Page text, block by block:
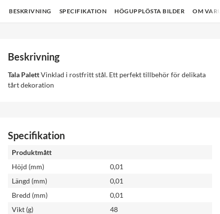
BESKRIVNING SPECIFIKATION HÖGUPPLÖSTA BILDER OM
Beskrivning
Tala PalettVinklad i rostfritt stål. Ett perfekt tillbehör för delikata
tårt dekoration
Specifikation
Produktmått
Höjd (mm)
0,01
Längd (mm)
0,01
Bredd (mm)
0,01
Vikt (g)
48